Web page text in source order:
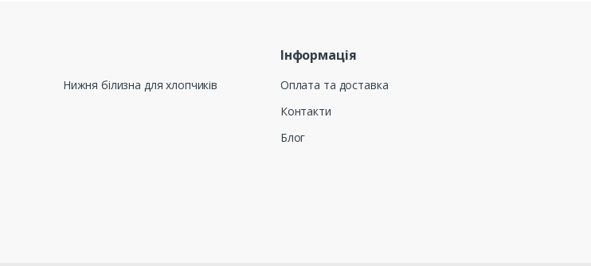
Нижня білизна для хлопчиків
Інформація
Оплата та доставка
Контакти
Блог